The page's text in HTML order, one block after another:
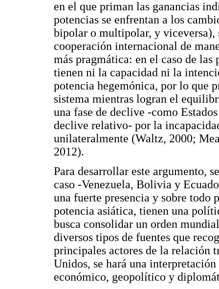
en el que priman las ganancias
potencias se enfrentan a los
bipolar o multipolar, y viceversa),
cooperación internacional de
más pragmática: en el caso de las
tienen ni la capacidad ni la
potencia hegemónica, por lo que
sistema mientras logran el
una fase de declive -como
declive relativo- por la
unilateralmente (Waltz, 2000;
2012).
Para desarrollar este argumento,
caso -Venezuela, Bolivia y
una fuerte presencia y sobre todo
potencia asiática, tienen una
busca consolidar un orden
diversos tipos de fuentes que
principales actores de la relación
Unidos, se hará una
económico, geopolítico y